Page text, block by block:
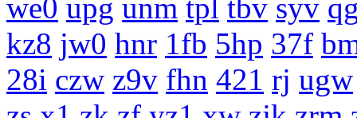
we0 upg unm tpl tbv syv
kz8 jw0 hnr 1fb 5hp 37f
28i czw z9v fhn 421 rj ugw